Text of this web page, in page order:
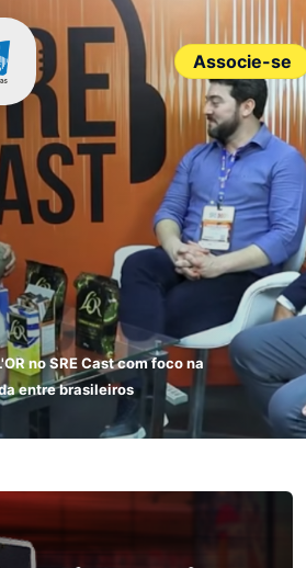
principal
Associe-se
no SRE Cast com foco na
entre brasileiros